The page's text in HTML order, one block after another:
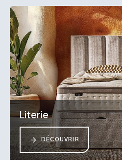
Literie
DÉCOUVRIR